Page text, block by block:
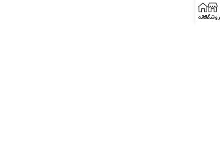
خانه